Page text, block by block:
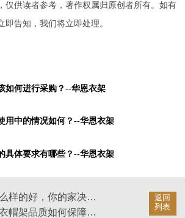
仅供读者参考，著作权属归原创者所有。如有
即告知，我们将立即处理。
如何进行采购？--华恩衣架
用中的情况如何？--华恩衣架
具体要求有哪些？--华恩衣架
返回
列表
衣帽架什么样的好，你的家决定！--华恩衣架
美式实木衣帽架品质如何保障？--华恩衣架